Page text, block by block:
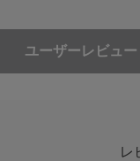
ユーザーレビュー
レ